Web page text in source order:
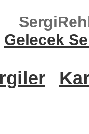
Gelecek